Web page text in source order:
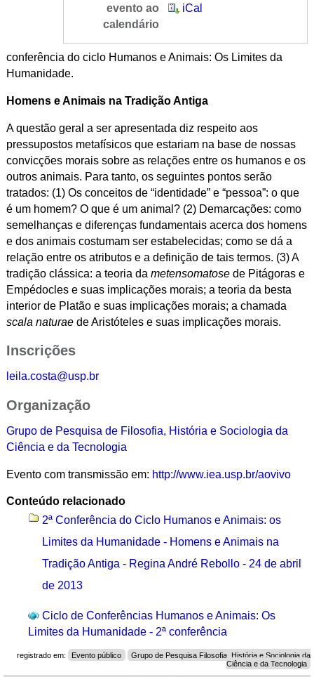
evento ao
calendário
iCal
conferência do ciclo Humanos e Animais: Os Limites da
Humanidade.
Homens e Animais na Tradição Antiga
A questão geral a ser apresentada diz respeito aos
pressupostos metafísicos que estariam na base de nossas
convicções morais sobre as relações entre os humanos e os
outros animais. Para tanto, os seguintes pontos serão
tratados: (1) Os conceitos de “identidade” e “pessoa”: o que
é um homem? O que é um animal? (2) Demarcações: como
semelhanças e diferenças fundamentais acerca dos homens
e dos animais costumam ser estabelecidas; como se dá a
relação entre os atributos e a definição de tais termos. (3) A
tradição clássica: a teoria da metensomatosede Pitágoras e
Empédocles e suas implicações morais; a teoria da besta
interior de Platão e suas implicações morais; a chamada
scala naturaede Aristóteles e suas implicações morais.
Inscrições
leila.costa@usp.br
Organização
Grupo de Pesquisa de Filosofia, História e Sociologia da
Ciência e da Tecnologia
Evento com transmissão em: http://www.iea.usp.br/aovivo
Conteúdo relacionado
2ª Conferência do Ciclo Humanos e Animais: os
Limites da Humanidade - Homens e Animais na
Tradição Antiga - Regina André Rebollo - 24 de abril
de 2013
Ciclo de Conferências Humanos e Animais: Os
Limites da Humanidade - 2ª conferência
registrado em: Evento público
Grupo de Pesquisa Filosofia, História e Sociologia da
Ciência e da Tecnologia